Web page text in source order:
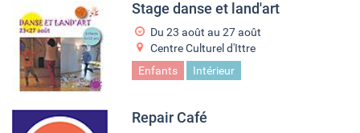
Stage danse et land'art
Du 23 août au 27 août
Centre Culturel d'Ittre
Enfants
Intérieur
Repair Café